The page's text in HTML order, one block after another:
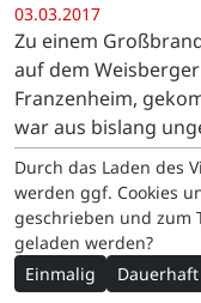
03.03.2017
Zu einem
auf dem
Franzenheim,
war aus bislang
ausgebrochen. Die
aus. …
Durch das Laden des
werden ggf. Cookies
geschrieben und zum
geladen werden?
Einmalig
Dauerhaft